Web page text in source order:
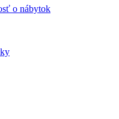
o nábytok